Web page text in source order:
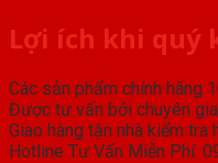
Lợi ích khi quý
Các sản phẩm chính hãng
Được tư vấn bởi chuyên
Giao hàng tận nhà kiểm tra
Hotline Tư Vấn Miễn Phí: